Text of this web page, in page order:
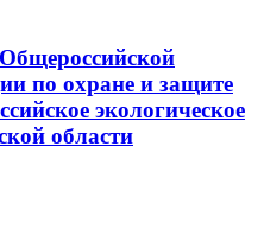
по охране и защите
экологическое
области